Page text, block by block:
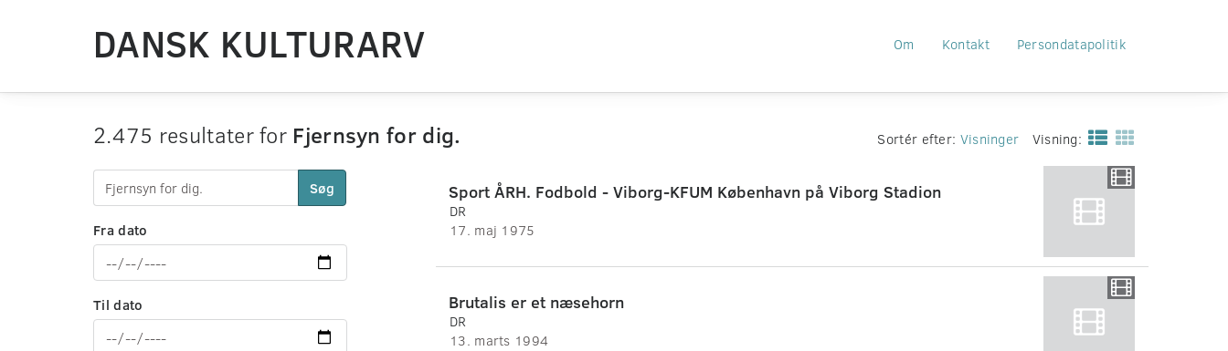
DANSK KULTURARV Om Kontakt Persondatapolitik
2.475 resultater for Fjernsyn for dig.
Søg
Fra dato
Til dato
Sortér efter: Visninger Visning:
Sport ÅRH. Fodbold - Viborg-KFUM København på Viborg Stadion
DR
17. maj 1975
Brutalis er et næsehorn
DR
13. marts 1994